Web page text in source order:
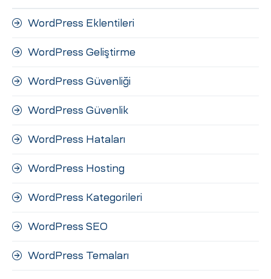
WordPress Eklentileri
WordPress Geliştirme
WordPress Güvenliği
WordPress Güvenlik
WordPress Hataları
WordPress Hosting
WordPress Kategorileri
WordPress SEO
WordPress Temaları